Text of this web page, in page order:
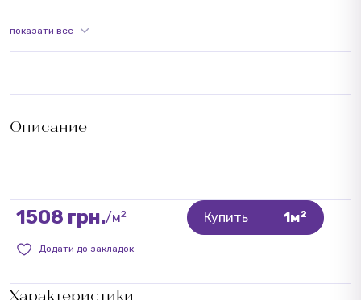
Описание
Характеристики
показати все
1508 грн./м2 Купить 1м2
Додати до закладок